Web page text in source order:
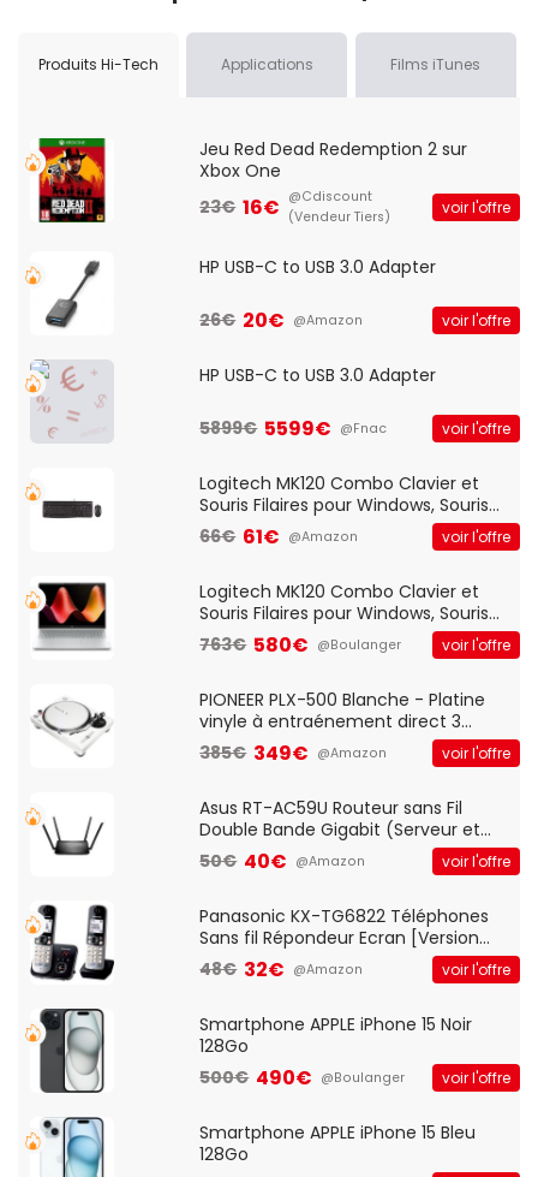
Produits Hi-Tech Applications Films iTunes
Jeu Red Dead Redemption 2 sur
Xbox One
23€ 16€ @Cdiscount
(Vendeur Tiers)
voir l'offre
HP USB-C to USB 3.0 Adapter
26€ 20€ @Amazon voir l'offre
HP USB-C to USB 3.0 Adapter
5899€ 5599€ @Fnac voir l'offre
Logitech MK120 Combo Clavier et
Souris Filaires pour Windows, Souris
Optique Filaire, Connexion USB Plug
And Play, Confortable, Taille
QWERTY UK - Noir
66€ 61€ @Amazon voir l'offre
Logitech MK120 Combo Clavier et
Souris Filaires pour Windows, Souris
Optique Filaire, Connexion USB Plug
And Play, Confortable, Taille
QWERTY UK - Noir
763€ 580€ @Boulanger voir l'offre
PIONEER PLX-500 Blanche - Platine
vinyle à entraénement direct 3
vitesses (33-45-78 trs/min) avec
pre-ampli intégré et port USB
385€ 349€ @Amazon voir l'offre
Asus RT-AC59U Routeur sans Fil
Double Bande Gigabit (Serveur et
Client VPN, Triple Vlan, Mode Point
d'accès et Bridge, contrôle Parental,
50€ 40€ @Amazon voir l'offre
Panasonic KX-TG6822 Téléphones
Sans fil Répondeur Ecran [Version
Française]
48€ 32€ @Amazon voir l'offre
Smartphone APPLE iPhone 15 Noir
128Go
500€ 490€ @Boulanger voir l'offre
Smartphone APPLE iPhone 15 Bleu
128Go